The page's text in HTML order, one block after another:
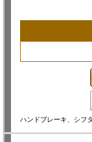
ハンドブレーキ、シフ